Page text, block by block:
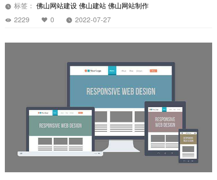
标签： 佛山网站建设 佛山建站 佛山网站制作
2229
0 2022-07-27